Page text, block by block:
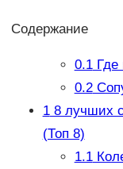
Содержание
0.1Где
0.2
18 лучших
(Топ 8)
1.1